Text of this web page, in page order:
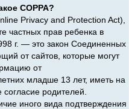
COPPA?
Privacy and Protection Act),
частных прав ребенка в
г. — это закон Соединенных
от сайтов, которые могут
от
младше 13 лет, иметь на
родителей.
иного вида подтверждения